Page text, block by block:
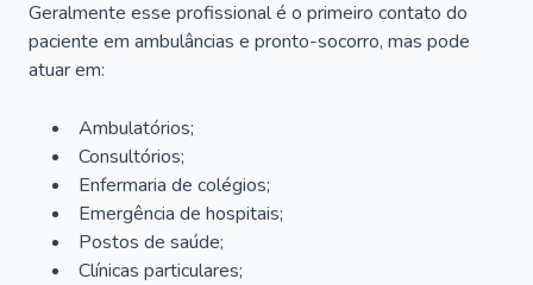
Geralmente esse profissional é o primeiro contato do
paciente em ambulâncias e pronto-socorro, mas pode
atuar em:
Ambulatórios;
Consultórios;
Enfermaria de colégios;
Emergência de hospitais;
Postos de saúde;
Clínicas particulares;